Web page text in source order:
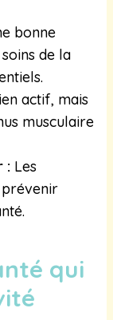
bonne
de la
actif, mais
musculaire
: Les
qui